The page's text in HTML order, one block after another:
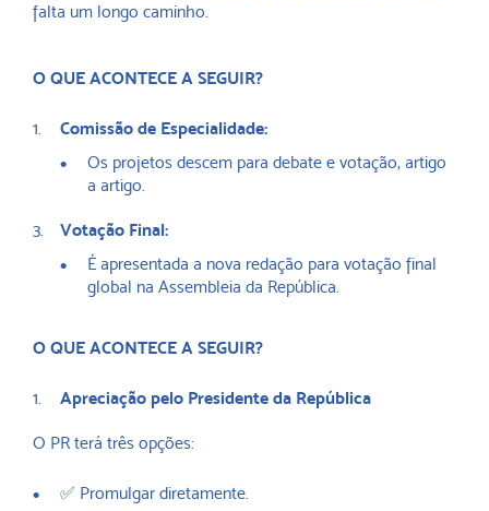
falta um longo caminho.
O QUE ACONTECE A SEGUIR?
Comissão de Especialidade:
Os projetos descem para debate e votação, artigo
a artigo.
Votação Final:
É apresentada a nova redação para votação final
global na Assembleia da República.
O QUE ACONTECE A SEGUIR?
Apreciação pelo Presidente da República
O PR terá três opções:
✅ Promulgar diretamente.